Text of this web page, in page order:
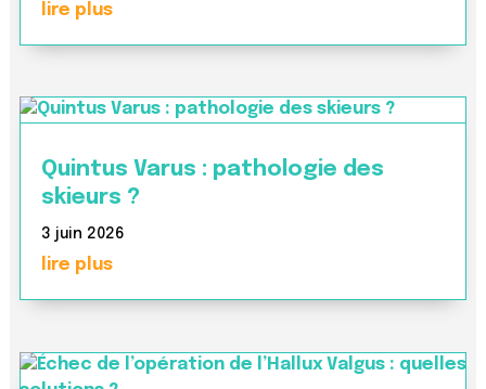
lire plus
Quintus Varus : pathologie des
skieurs ?
3 juin 2026
lire plus